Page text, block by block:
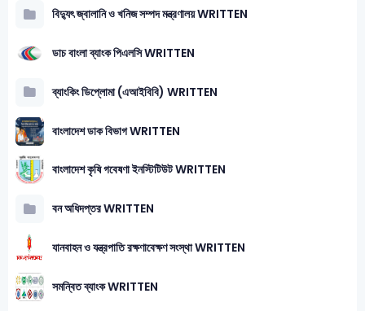
বিদ্যুৎ জ্বালানি ও খনিজ সম্পদ মন্ত্রণালয় WRITTEN
ডাচ বাংলা ব্যাংক পিএলসি WRITTEN
ব্যাংকিং ডিপ্লোমা (এআইবিবি) WRITTEN
বাংলাদেশ ডাক বিভাগ WRITTEN
বাংলাদেশ কৃষি গবেষণা ইনস্টিটিউট WRITTEN
বন অধিদপ্তর WRITTEN
যানবাহন ও যন্ত্রপাতি রক্ষণাবেক্ষণ সংস্থা WRITTEN
সমন্বিত ব্যাংক WRITTEN